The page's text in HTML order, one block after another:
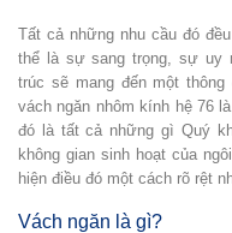
Tất cả những nhu cầu đó
thể là sự sang trọng, sự uy
trúc sẽ mang đến một
vách ngăn nhôm kính hệ 76
đó là tất cả những gì Quý
không gian sinh hoạt của
hiện điều đó một cách rõ rệt
Vách ngăn là gì?